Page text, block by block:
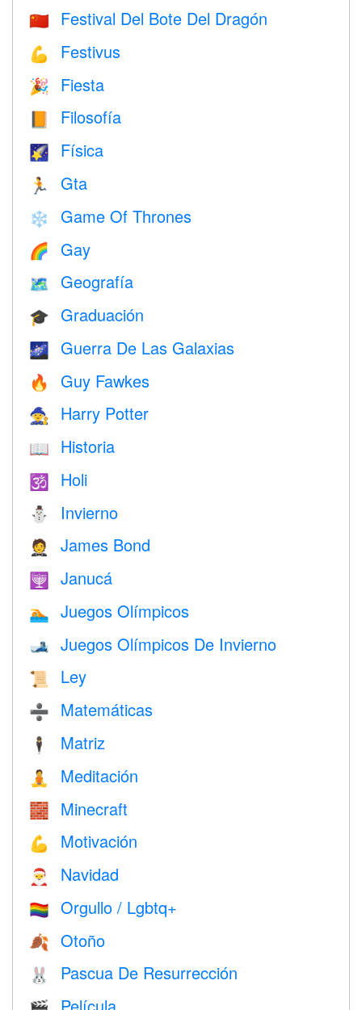
🇨🇳 Festival Del Bote Del Dragón
💪 Festivus
🎉 Fiesta
📙 Filosofía
🌠 Física
🏃 Gta
❄️ Game Of Thrones
🌈 Gay
🗺 Geografía
🎓 Graduación
🌌 Guerra De Las Galaxias
🔥 Guy Fawkes
🧙 Harry Potter
📖 Historia
🕉 Holi
⛄ Invierno
🤵 James Bond
🕎 Janucá
🏊 Juegos Olímpicos
🎿 Juegos Olímpicos De Invierno
📜 Ley
➗ Matemáticas
🕴️ Matriz
🧘 Meditación
🧱 Minecraft
💪 Motivación
🎅 Navidad
🏳️‍🌈 Orgullo / Lgbtq+
🍂 Otoño
🐰 Pascua De Resurrección